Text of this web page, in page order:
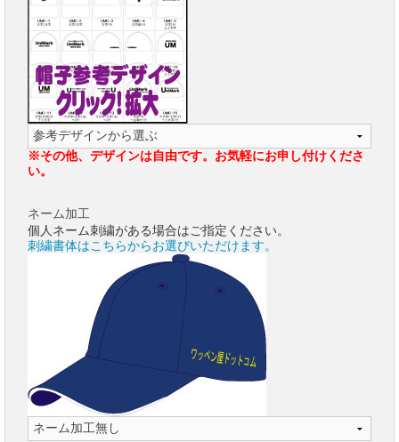
※その他、デザインは自由です。お気軽にお申し付けくださ
い。
ネーム加工
個人ネーム刺繍がある場合はご指定ください。
刺繍書体はこちらからお選びいただけます。